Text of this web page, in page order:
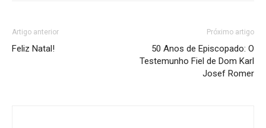
Artigo anterior
Feliz Natal!
Próximo artigo
50 Anos de Episcopado: O
Testemunho Fiel de Dom Karl
Josef Romer